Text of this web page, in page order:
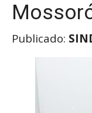
Publicado: